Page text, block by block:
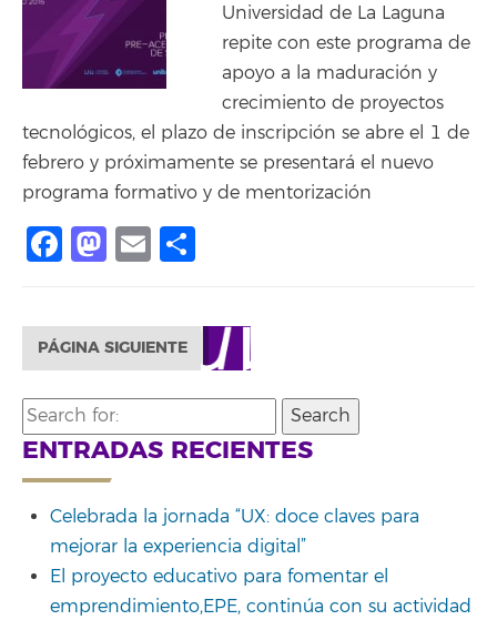
Universidad de La Laguna
repite con este programa de
apoyo a la maduración y
crecimiento de proyectos
tecnológicos, el plazo de inscripción se abre el 1 de
febrero y próximamente se presentará el nuevo
programa formativo y de mentorización
Facebook
Mastodon
Email
PÁGINA SIGUIENTE
Search
for:
ENTRADAS RECIENTES
Celebrada la jornada “UX: doce claves para
mejorar la experiencia digital”
El proyecto educativo para fomentar el
emprendimiento,EPE, continúa con su actividad